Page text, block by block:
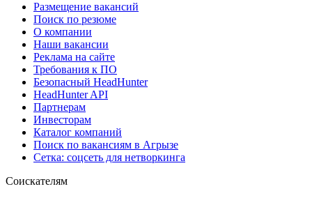
Размещение вакансий
Поиск по резюме
О компании
Наши вакансии
Реклама на сайте
Требования к ПО
Безопасный HeadHunter
HeadHunter API
Партнерам
Инвесторам
Каталог компаний
Поиск по вакансиям в Агрызе
Сетка: соцсеть для нетворкинга
Соискателям